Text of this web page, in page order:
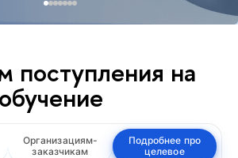
поступления на
Организациям-
заказчикам
Подробнее про
целевое